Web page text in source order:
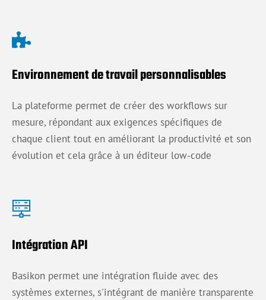
Environnement de travail personnalisables
La plateforme permet de créer des workflows sur
mesure, répondant aux exigences spécifiques de
chaque client tout en améliorant la productivité et son
évolution et cela grâce à un éditeur low-code
Intégration API
Basikon permet une intégration fluide avec des
systèmes externes, s'intégrant de manière transparente